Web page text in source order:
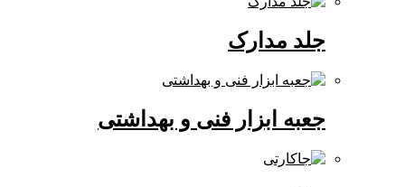
جلد مدارک
جعبه ابزار فنی و بهداشتی